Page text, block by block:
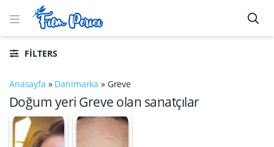
FILTERS
Anasayfa » Danimarka » Greve
Doğum yeri Greve olan sanatçılar